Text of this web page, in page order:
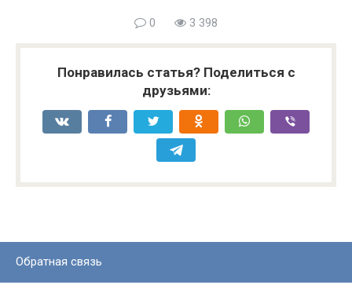
0 3 398
Понравилась статья? Поделиться с
друзьями:
Обратная связь